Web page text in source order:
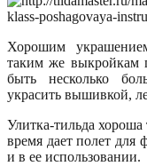
Хорошим
таким же выкройкам
быть несколько
украсить вышивкой,
Улитка-тильда
время дает полет для
и в ее использовании.